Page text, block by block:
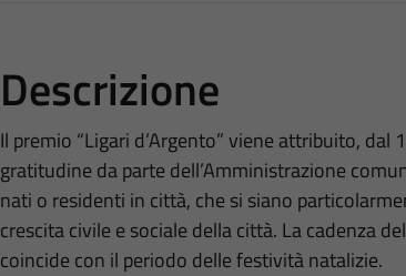
Descrizione
Il premio “Ligari d’Argento” viene attribuito,
gratitudine da parte dell’Amministrazione
nati o residenti in città, che si siano
crescita civile e sociale della città. La cadenza
coincide con il periodo delle festività natalizie.